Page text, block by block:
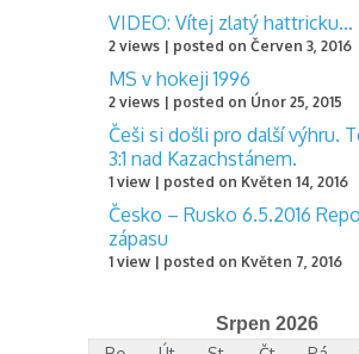
VIDEO: Vítej zlatý hattricku…
2 views| posted on Červen 3, 2016
MS v hokeji 1996
2 views| posted on Únor 25, 2015
Češi si došli pro další výhru.
3:1 nad Kazachstánem.
1 view| posted on Květen 14, 2016
Česko – Rusko 6.5.2016
zápasu
1 view| posted on Květen 7, 2016
Srpen 2026